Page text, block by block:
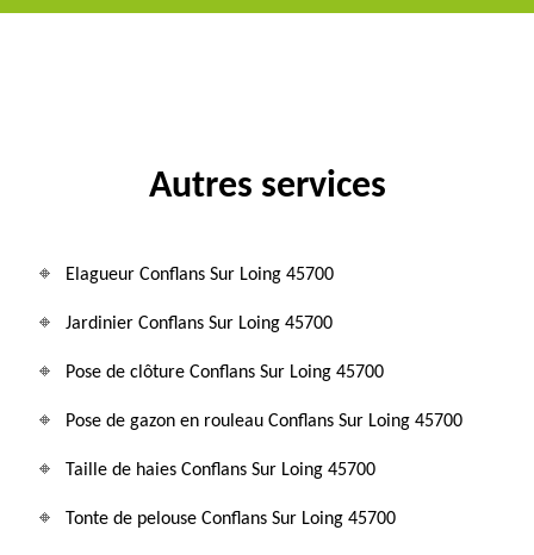
Autres services
Elagueur Conflans Sur Loing 45700
Jardinier Conflans Sur Loing 45700
Pose de clôture Conflans Sur Loing 45700
Pose de gazon en rouleau Conflans Sur Loing 45700
Taille de haies Conflans Sur Loing 45700
Tonte de pelouse Conflans Sur Loing 45700